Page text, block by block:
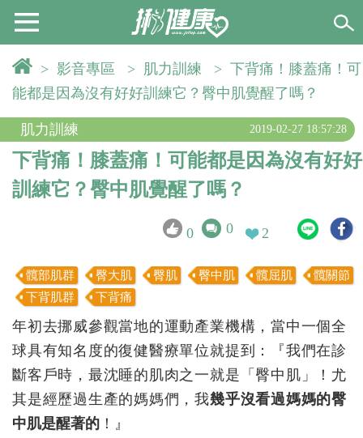
> 影音專區 > 肌力訓練 > 下背痛！膝蓋痛！可
能都是因為沒有好好訓練它？臀中肌覺醒了嗎？
肌力訓練 2019-02-27 18:57:28
下背痛！膝蓋痛！可能都是因為沒有好好
訓練它？臀中肌覺醒了嗎？
0 0 2
髖部肌群 臀大肌 臀肌 臀中肌 髖屈肌
髖關節
下背肌群
下背痛
年初去挪威參觀當地的運動產業機構，當中一個全
球具有知名度的復健醫療單位就提到：『我們在診
斷客戶時，最沈睡的肌肉之一就是「臀中肌」！尤
其是經歷過生產的媽媽們，我幾乎沒看過媽媽的臀
中肌是醒著的 ！』